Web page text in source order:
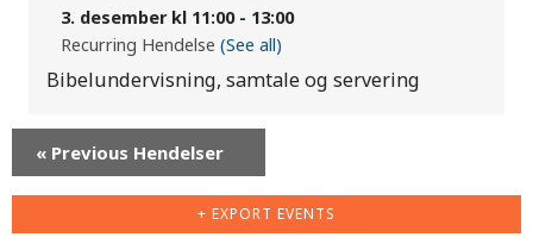
3. desember kl 11:00- 13:00
Recurring Hendelse (See all)
Bibelundervisning, samtale og servering
« Previous Hendelser
+ EXPORT EVENTS